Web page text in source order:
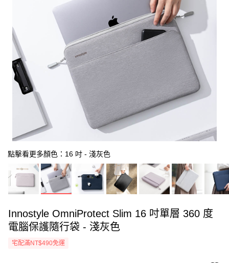
點擊看更多顏色：16 吋 - 淺灰色
Innostyle OmniProtect Slim 16 吋單層 360 度
電腦保護隨行袋 - 淺灰色
宅配滿NT$490免運